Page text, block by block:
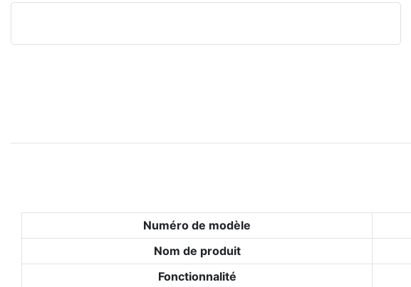
Numéro de modèle
Nom de produit
Fonctionnalité